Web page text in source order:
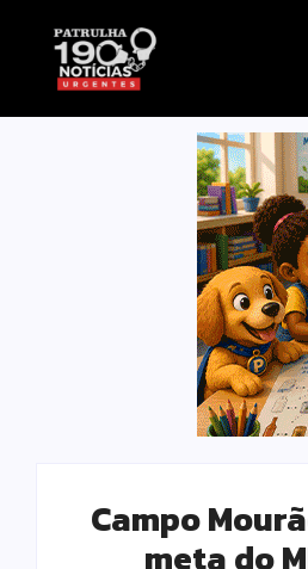
Campo
meta do